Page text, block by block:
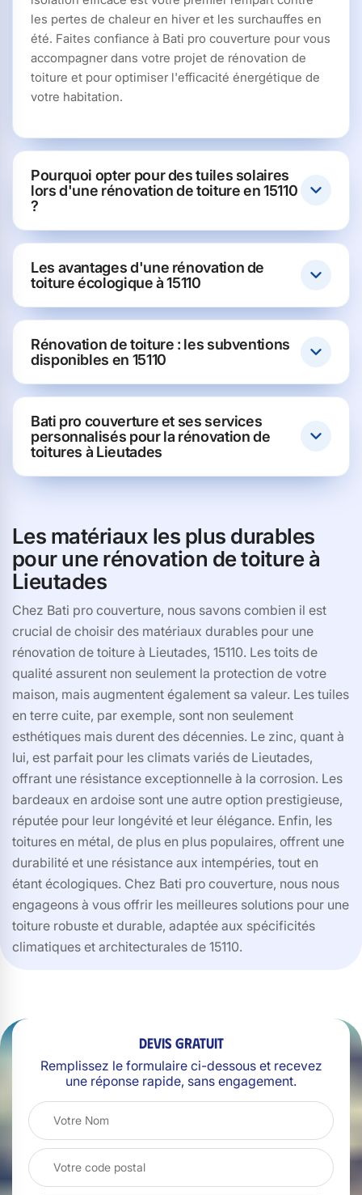
les pertes de chaleur en hiver et les surchauffes en
été. Faites confiance à Bati pro couverture pour vous
accompagner dans votre projet de rénovation de
toiture et pour optimiser l'efficacité énergétique de
votre habitation.
Pourquoi opter pour des tuiles solaires
lors d'une rénovation de toiture en 15110
?
Les avantages d'une rénovation de
toiture écologique à 15110
Rénovation de toiture : les subventions
disponibles en 15110
Bati pro couverture et ses services
personnalisés pour la rénovation de
toitures à Lieutades
Les matériaux les plus durables
pour une rénovation de toiture à
Lieutades
Chez Bati pro couverture, nous savons combien il est
crucial de choisir des matériaux durables pour une
rénovation de toiture à Lieutades, 15110. Les toits de
qualité assurent non seulement la protection de votre
maison, mais augmentent également sa valeur. Les tuiles
en terre cuite, par exemple, sont non seulement
esthétiques mais durent des décennies. Le zinc, quant à
lui, est parfait pour les climats variés de Lieutades,
offrant une résistance exceptionnelle à la corrosion. Les
bardeaux en ardoise sont une autre option prestigieuse,
réputée pour leur longévité et leur élégance. Enfin, les
toitures en métal, de plus en plus populaires, offrent une
durabilité et une résistance aux intempéries, tout en
étant écologiques. Chez Bati pro couverture, nous nous
engageons à vous offrir les meilleures solutions pour une
toiture robuste et durable, adaptée aux spécificités
climatiques et architecturales de 15110.
Devis gratuit
Remplissez le formulaire ci-dessous et recevez
une réponse rapide, sans engagement.